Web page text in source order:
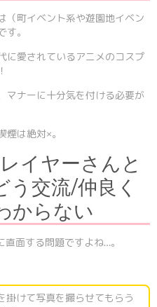
（町イベント系や遊園地イベン
。
に愛されているアニメのコスプ
マナーに十分気を付ける必要が
は絶対×。
イヤーさんと
交流/仲良く
からない
直面する問題ですよね…。
掛けて写真を撮らせてもらう